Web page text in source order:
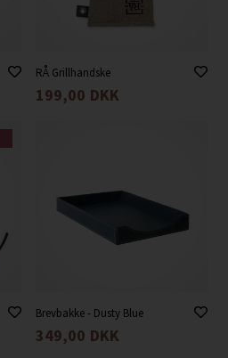
RÅ Grillhandske
199,00 DKK
Brevbakke - Dusty Blue
349,00 DKK